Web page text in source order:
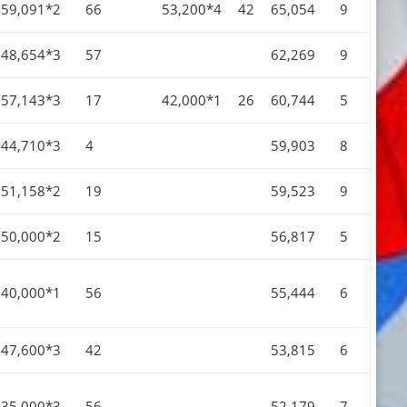
59,091*2 66 53,200*4 42 65,054 9
48,654*3 57 62,269 9
57,143*3 17 42,000*1 26 60,744 5
44,710*3 4 59,903 8
51,158*2 19 59,523 9
50,000*2 15 56,817 5
40,000*1 56 55,444 6
47,600*3 42 53,815 6